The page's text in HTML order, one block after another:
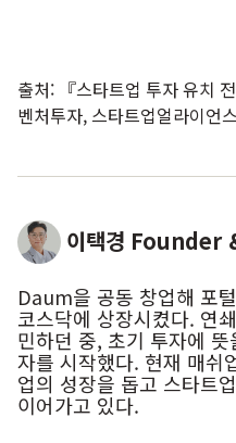
출처: 『스타트업 투자 유치
벤처투자, 스타트업얼라이언
이택경 Founder
Daum을 공동 창업해 포
코스닥에 상장시켰다. 연
민하던 중, 초기 투자에
자를 시작했다. 현재 매쉬
업의 성장을 돕고 스타트
이어가고 있다.